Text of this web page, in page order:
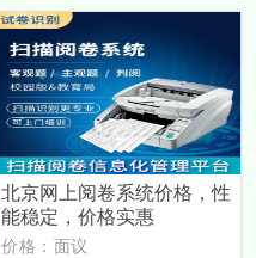
北京网上阅卷系统价格，性
能稳定，价格实惠
价格：面议